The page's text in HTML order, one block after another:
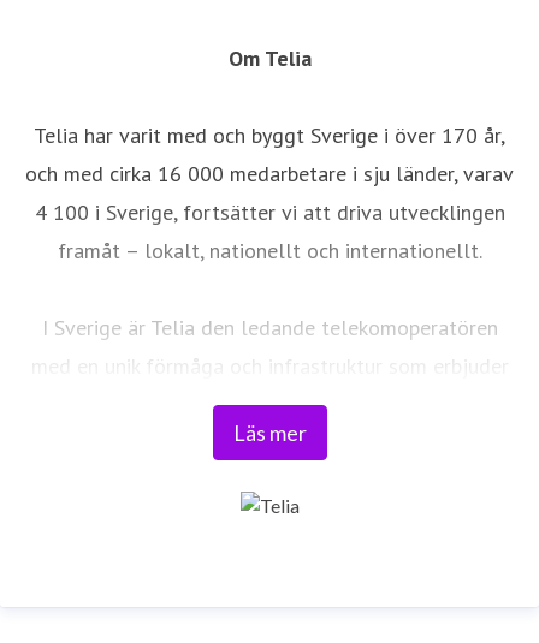
Om Telia
Telia har varit med och byggt Sverige i över 170 år,
och med cirka 16 000 medarbetare i sju länder, varav
4 100 i Sverige, fortsätter vi att driva utvecklingen
framåt – lokalt, nationellt och internationellt.
I Sverige är Telia den ledande telekomoperatören
med en unik förmåga och infrastruktur som erbjuder
robust, säker och pålitlig uppkoppling – för hela
landet. Från seniorer och familjer till småföretag och
digitaliseringens kraft i vardagen och är en del av
Läs mer